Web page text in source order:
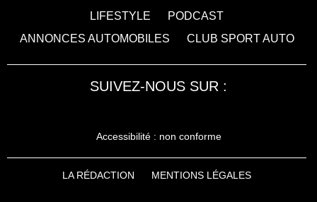
LIFESTYLE
PODCAST
ANNONCES AUTOMOBILES
CLUB SPORT AUTO
SUIVEZ-NOUS SUR :
Accessibilité : non conforme
LA RÉDACTION MENTIONS LÉGALES